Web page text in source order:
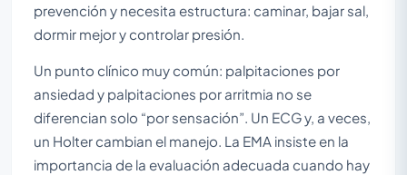
prevención y necesita estructura: caminar, bajar sal,
dormir mejor y controlar presión.
Un punto clínico muy común: palpitaciones por
ansiedad y palpitaciones por arritmia no se
diferencian solo “por sensación”. Un ECG y, a veces,
un Holter cambian el manejo. La EMA insiste en la
importancia de la evaluación adecuada cuando hay